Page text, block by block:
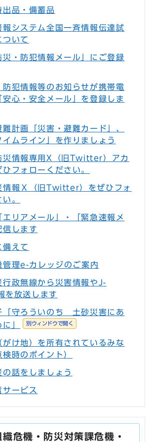
出品・備蓄品
報システム全国一斉情報伝達試
ついて
災・防犯情報メール」にご登録
防犯情報等のお知らせが携帯電
安心・安全メール」を登録しま
難計画「災害・避難カード」、
イムライン」を作りましょう
災情報専用X（旧Twitter）アカ
ひフォローください。
情報Ｘ（旧Twitter）をぜひフォ
。
エリアメール」・「緊急速報メ
信します
備えて
管理e-カレッジのご案内
行政無線から災害情報やJ-
を放送します
「守ろういのち 土砂災害にあ
」
別ウィンドウで開く
がけ地）を所有されているみな
時のポイント）
の話をしましょう
サービス
危機・防災対策課危機・